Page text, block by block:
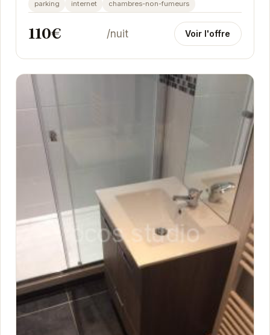
parking...
parking internet chambres-non-fumeurs
110€ /nuit Voir l'offre